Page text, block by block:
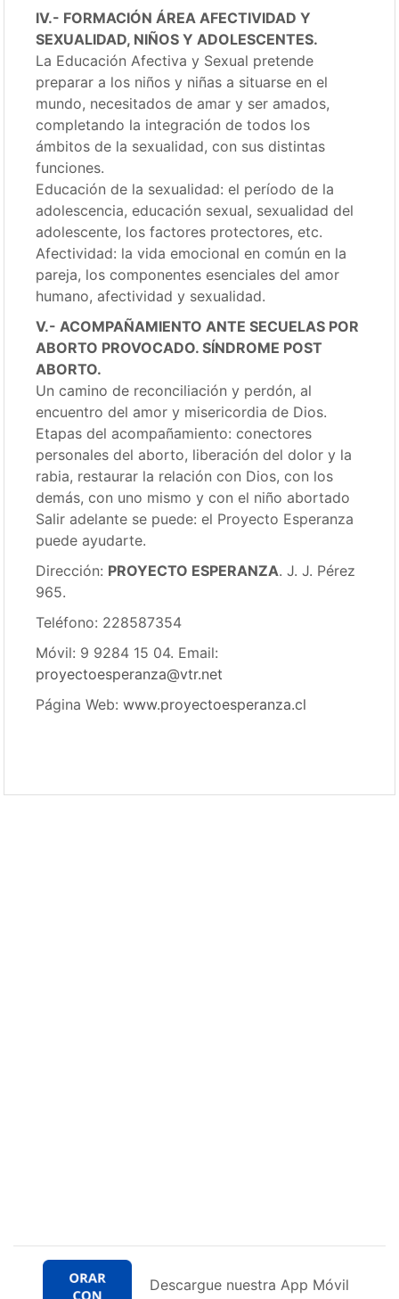
IV.- FORMACIÓN ÁREA AFECTIVIDAD Y
SEXUALIDAD, NIÑOS Y ADOLESCENTES.
La Educación Afectiva y Sexual pretende
preparar a los niños y niñas a situarse en el
mundo, necesitados de amar y ser amados,
completando la integración de todos los
ámbitos de la sexualidad, con sus distintas
funciones.
Educación de la sexualidad: el período de la
adolescencia, educación sexual, sexualidad del
adolescente, los factores protectores, etc.
Afectividad: la vida emocional en común en la
pareja, los componentes esenciales del amor
humano, afectividad y sexualidad.
V.- ACOMPAÑAMIENTO ANTE SECUELAS POR
ABORTO PROVOCADO. SÍNDROME POST
ABORTO.
Un camino de reconciliación y perdón, al
encuentro del amor y misericordia de Dios.
Etapas del acompañamiento: conectores
personales del aborto, liberación del dolor y la
rabia, restaurar la relación con Dios, con los
demás, con uno mismo y con el niño abortado
Salir adelante se puede: el Proyecto Esperanza
puede ayudarte.
Dirección: PROYECTO ESPERANZA. J. J. Pérez
965.
Teléfono: 228587354
Móvil: 9 9284 15 04. Email:
proyectoesperanza@vtr.net
Página Web:www.proyectoesperanza.cl
Descargue nuestra App Móvil